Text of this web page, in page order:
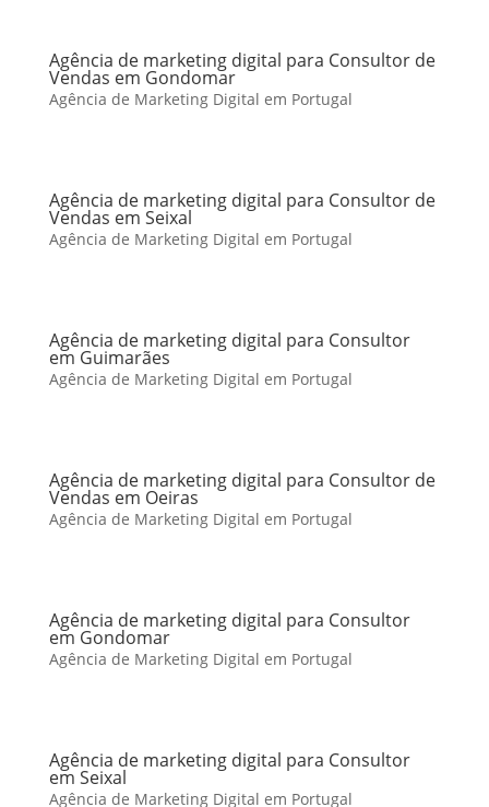
Agência de marketing digital para Consultor de
Vendas em Gondomar
Agência de Marketing Digital em Portugal
Agência de marketing digital para Consultor de
Vendas em Seixal
Agência de Marketing Digital em Portugal
Agência de marketing digital para Consultor
em Guimarães
Agência de Marketing Digital em Portugal
Agência de marketing digital para Consultor de
Vendas em Oeiras
Agência de Marketing Digital em Portugal
Agência de marketing digital para Consultor
em Gondomar
Agência de Marketing Digital em Portugal
Agência de marketing digital para Consultor
em Seixal
Agência de Marketing Digital em Portugal